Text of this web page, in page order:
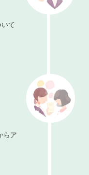
て
らア